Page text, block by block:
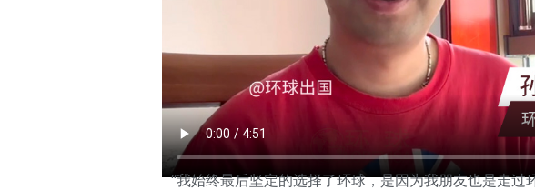
“我始终最后坚定的选择了环球，是因为我朋友也是走